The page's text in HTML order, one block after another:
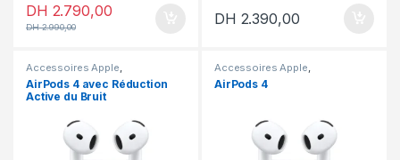
DH 2.790,00
DH2.990,00 DH 2.390,00
Accessoires Apple,
Accessoires Airpods
AirPods 4 avec Réduction
Active du Bruit
Accessoires Apple,
Accessoires
AirPods 4